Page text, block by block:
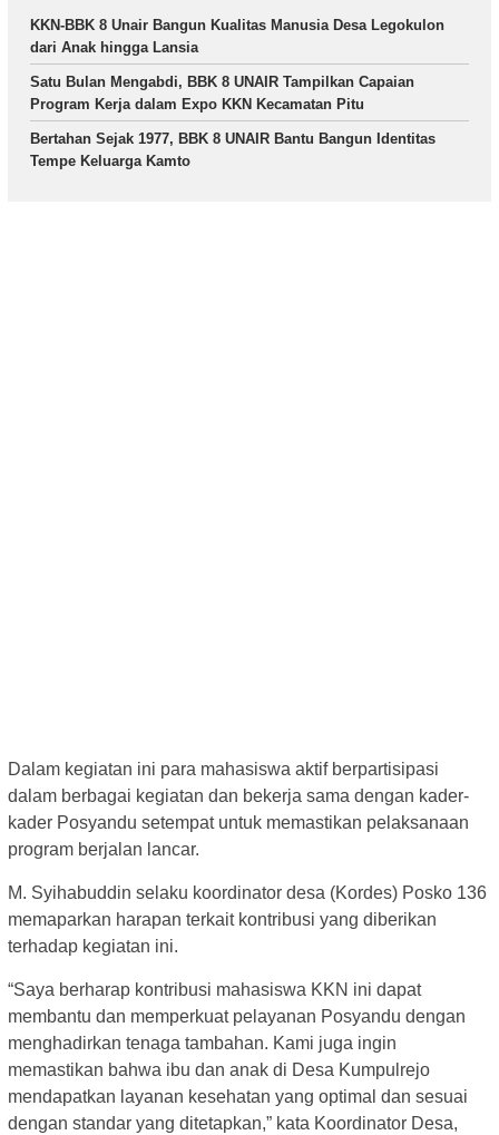
KKN-BBK 8 Unair Bangun Kualitas Manusia Desa Legokulon
dari Anak hingga Lansia
Satu Bulan Mengabdi, BBK 8 UNAIR Tampilkan Capaian
Program Kerja dalam Expo KKN Kecamatan Pitu
Bertahan Sejak 1977, BBK 8 UNAIR Bantu Bangun Identitas
Tempe Keluarga Kamto
Dalam kegiatan ini para mahasiswa aktif berpartisipasi
dalam berbagai kegiatan dan bekerja sama dengan kader-
kader Posyandu setempat untuk memastikan pelaksanaan
program berjalan lancar.
M. Syihabuddin selaku koordinator desa (Kordes) Posko 136
memaparkan harapan terkait kontribusi yang diberikan
terhadap kegiatan ini.
“Saya berharap kontribusi mahasiswa KKN ini dapat
membantu dan memperkuat pelayanan Posyandu dengan
menghadirkan tenaga tambahan. Kami juga ingin
memastikan bahwa ibu dan anak di Desa Kumpulrejo
mendapatkan layanan kesehatan yang optimal dan sesuai
dengan standar yang ditetapkan,” kata Koordinator Desa,